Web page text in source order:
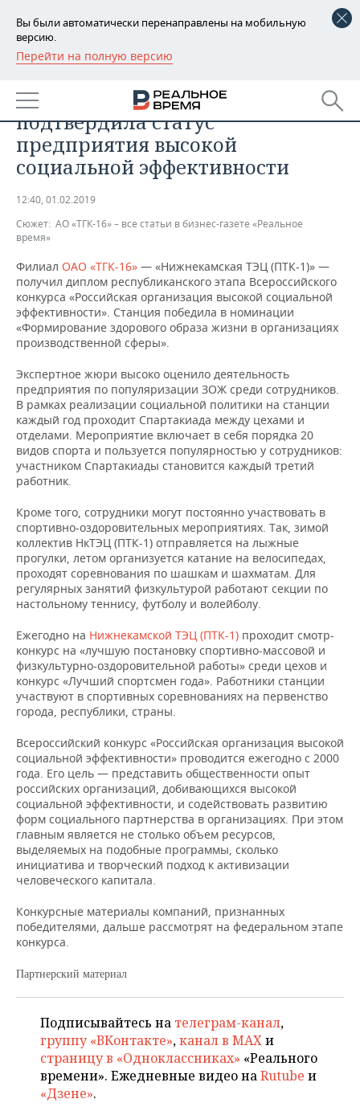
Вы были автоматически перенаправлены на мобильную
версию.
Перейти на полную версию
РЕГИОНЫ
БАШКОРТОСТАН
ТАТАРСТАН
УДМУРТИЯ
НОВОСТИ
АНАЛИТИКА
НОВОСТИ АНАЛИТИКИ
ДЕКЛАРАЦИИ О ДОХОДАХ
КОРОЛИ ГОСЗАКАЗА ПФО
ВУЗЫ ТАТАРСТАНА
КОМУ ПРИНАДЛЕЖАТ
ТОРГОВЫЕ ЦЕНТРЫ
ТАТАРСТАНА
ЭКОНОМИКА
НОВОСТИ ЭКОНОМИКИ
ФИНАНСЫ
БАНКИ
БЮДЖЕТ
ИНВЕСТИЦИИ
ПРОМЫШЛЕННОСТЬ
НОВОСТИ
АГРОПРОМ
МАШИНОСТРОЕНИЕ
НЕФТЬ
ОПК
ЭНЕРГЕТИКА
НЕДВИЖИМОСТЬ
НОВОСТИ НЕДВИЖИМОСТИ
АВТО
НОВОСТИ АВТО
БИЗНЕС
НОВОСТИ БИЗНЕСА
РОЗНИЧНАЯ ТОРГОВЛЯ
ТРАНСПОРТ
УСЛУГИ
ТЕХНОЛОГИИ
НОВОСТИ ТЕХНОЛОГИЙ
IT
МЕДИА
МЕРОПРИЯТИЯ
НОВОСТИ МЕРОПРИЯТИЙ
ВЫЕЗДНАЯ РЕДАКЦИЯ
ONLINE-КОНФЕРЕНЦИИ
ОТКРЫТАЯ ЛЕКЦИЯ
СПОРТ
НОВОСТИ СПОРТА
ХОККЕЙ
БАСКЕТБОЛ
ВОЛЕЙБОЛ
КИБЕРСПОРТ
ФИГУРНОЕ КАТАНИЕ
ВОДНЫЕ ВИДЫ СПОРТА
ХОККЕЙ С МЯЧОМ
ОБЩЕСТВО
ВЛАСТЬ
ИНФРАСТРУКТУРА
ИСТОРИЯ
КУЛЬТУРА
МЕДИЦИНА
ОБРАЗОВАНИЕ
ПРОИСШЕСТВИЯ
СЮЖЕТЫ
СПРАВОЧНИК
СПИСОК ПЕРСОН
СПИСОК КОМПАНИЙ
ПОЛНАЯ ВЕРСИЯ
Нижнекамская ТЭЦ (ПТК-1)
подтвердила статус
предприятия высокой
социальной эффективности
12:40, 01.02.2019
Сюжет: АО «ТГК-16» – все статьи в бизнес-газете «Реальное
время»
Филиал ОАО «ТГК-16» — «Нижнекамская ТЭЦ (ПТК-1)» —
получил диплом республиканского этапа Всероссийского
конкурса «Российская организация высокой социальной
эффективности». Станция победила в номинации
«Формирование здорового образа жизни в организациях
производственной сферы».
Экспертное жюри высоко оценило деятельность
предприятия по популяризации ЗОЖ среди сотрудников.
В рамках реализации социальной политики на станции
каждый год проходит Спартакиада между цехами и
отделами. Мероприятие включает в себя порядка 20
видов спорта и пользуется популярностью у сотрудников:
участником Спартакиады становится каждый третий
работник.
Кроме того, сотрудники могут постоянно участвовать в
спортивно-оздоровительных мероприятиях. Так, зимой
коллектив НкТЭЦ (ПТК-1) отправляется на лыжные
прогулки, летом организуется катание на велосипедах,
проходят соревнования по шашкам и шахматам. Для
регулярных занятий физкультурой работают секции по
настольному теннису, футболу и волейболу.
Ежегодно на Нижнекамской ТЭЦ (ПТК-1) проходит смотр-
конкурс на «лучшую постановку спортивно-массовой и
физкультурно-оздоровительной работы» среди цехов и
конкурс «Лучший спортсмен года». Работники станции
участвуют в спортивных соревнованиях на первенство
города, республики, страны.
Всероссийский конкурс «Российская организация высокой
социальной эффективности» проводится ежегодно с 2000
года. Его цель — представить общественности опыт
российских организаций, добивающихся высокой
социальной эффективности, и содействовать развитию
форм социального партнерства в организациях. При этом
главным является не столько объем ресурсов,
выделяемых на подобные программы, сколько
инициатива и творческий подход к активизации
человеческого капитала.
Конкурсные материалы компаний, признанных
победителями, дальше рассмотрят на федеральном этапе
конкурса.
Партнерский материал
Подписывайтесь на телеграм-канал,
группу «ВКонтакте»,канал в MAXи
страницу в «Одноклассниках» «Реального
времени». Ежедневные видео наRutube и
«Дзене».